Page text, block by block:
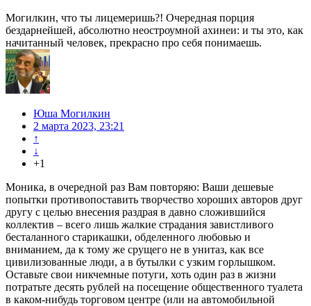
Могилкин, что ты лицемеришь?! Очередная порция
бездарнейшей, абсолютно неостроумной ахинеи: и ты это, как
начитанный человек, прекрасно про себя понимаешь.
Юша Могилкин
2 марта 2023, 23:21
↑
↓
+1
Моника, в очередной раз Вам повторяю: Ваши дешевые
попытки противопоставить творчество хороших авторов друг
другу с целью внесения раздрая в давно сложившийся
коллектив – всего лишь жалкие страдания завистливого
бесталанного старикашки, обделенного любовью и
вниманием, да к тому же срущего не в унитаз, как все
цивилизованные люди, а в бутылки с узким горлышком.
Оставьте свои никчемные потуги, хоть один раз в жизни
потратьте десять рублей на посещение общественного туалета
в каком-нибудь торговом центре (или на автомобильной